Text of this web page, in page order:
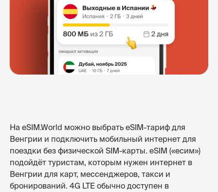
На eSIM.World можно выбрать eSIM-тариф для
Венгрии и подключить мобильный интернет для
поездки без физической SIM-карты. eSIM («есим»)
подойдёт туристам, которым нужен интернет в
Венгрии для карт, мессенджеров, такси и
бронирований. 4G LTE обычно доступен в